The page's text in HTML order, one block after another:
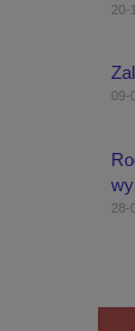
20-
09-
28-